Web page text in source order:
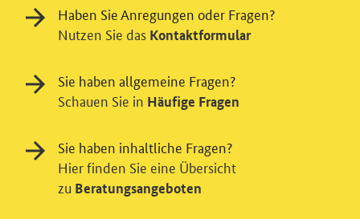
Haben Sie Anregungen oder Fragen?
Nutzen Sie das Kontaktformular
Sie haben allgemeine Fragen?
Schauen Sie in Häufige Fragen
Sie haben inhaltliche Fragen?
Hier finden Sie eine Übersicht
zu Beratungsangeboten